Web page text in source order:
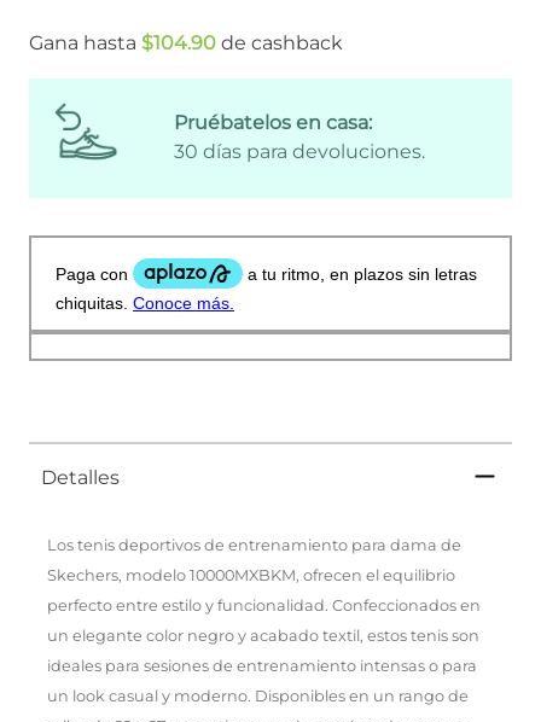
Gana hasta $104.90 de cashback
Pruébatelos en casa:
30 días para devoluciones.
Detalles
Los tenis deportivos de entrenamiento para dama de
Skechers, modelo 10000MXBKM, ofrecen el equilibrio
perfecto entre estilo y funcionalidad. Confeccionados en
un elegante color negro y acabado textil, estos tenis son
ideales para sesiones de entrenamiento intensas o para
un look casual y moderno. Disponibles en un rango de